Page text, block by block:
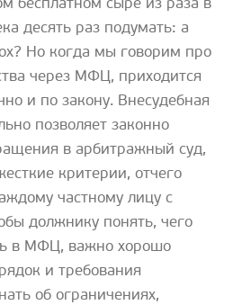
десять раз подумать: а
Но когда мы говорим про
через МФЦ, приходится
и по закону. Внесудебная
позволяет законно
в арбитражный суд,
критерии, отчего
частному лицу с
должнику понять, чего
в МФЦ, важно хорошо
и требования
об ограничениях,